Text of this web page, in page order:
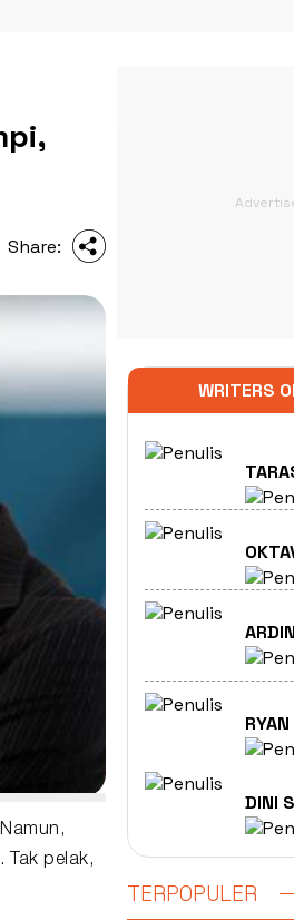
Share:
Tak pelak,
WRITERS
DINI
TERPOPULER